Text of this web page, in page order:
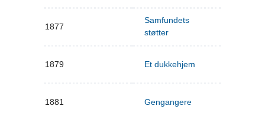
1877
Samfundets
støtter
1879 Et dukkehjem
1881 Gengangere